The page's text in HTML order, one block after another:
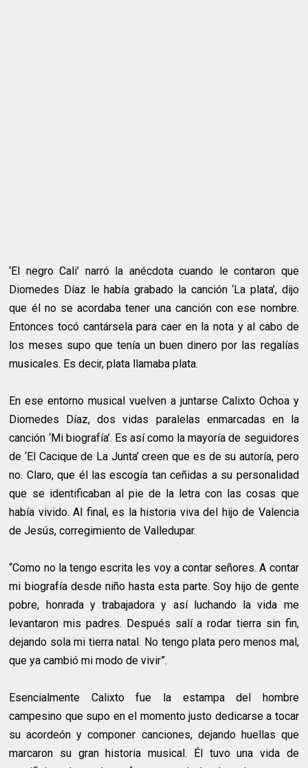
‘El negro Cali’ narró la anécdota cuando le contaron que
Diomedes Díaz le había grabado la canción ‘La plata’, dijo
que él no se acordaba tener una canción con ese nombre.
Entonces tocó cantársela para caer en la nota y al cabo de
los meses supo que tenía un buen dinero por las regalías
musicales. Es decir, plata llamaba plata.
En ese entorno musical vuelven a juntarse Calixto Ochoa y
Diomedes Díaz, dos vidas paralelas enmarcadas en la
canción ‘Mi biografía’. Es así como la mayoría de seguidores
de ‘El Cacique de La Junta’ creen que es de su autoría, pero
no. Claro, que él las escogía tan ceñidas a su personalidad
que se identificaban al pie de la letra con las cosas que
había vivido. Al final, es la historia viva del hijo de Valencia
de Jesús, corregimiento de Valledupar.
“Como no la tengo escrita les voy a contar señores. A contar
mi biografía desde niño hasta esta parte. Soy hijo de gente
pobre, honrada y trabajadora y así luchando la vida me
levantaron mis padres. Después salí a rodar tierra sin fin,
dejando sola mi tierra natal. No tengo plata pero menos mal,
que ya cambió mi modo de vivir”.
Esencialmente Calixto fue la estampa del hombre
campesino que supo en el momento justo dedicarse a tocar
su acordeón y componer canciones, dejando huellas que
marcaron su gran historia musical. Él tuvo una vida de